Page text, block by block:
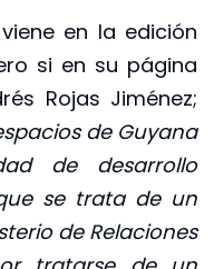
en la edición
si en su página
Rojas Jiménez;
de Guyana
de desarrollo
se trata de un
de Relaciones